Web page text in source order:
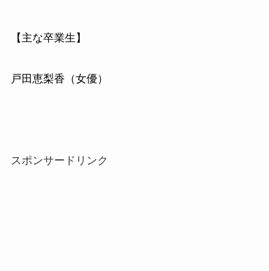
【主な卒業生】
戸田恵梨香（女優）
スポンサードリンク